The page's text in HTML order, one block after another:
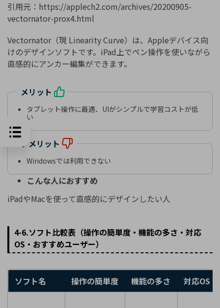
引用元：https://applech2.com/archives/20200905-
vectornator-prox4.html
Vectornator（現 Linearity Curve）は、Appleデバイス向
けのデザインソフトです。iPad上でペン操作を使いながら
直感的にアンカー編集ができます。
メリット
タブレット操作に最適、UIがシンプルで学習コストが低
い
デメリット
Windowsでは利用できない
こんな人におすすめ
iPadやMacを使って直感的にデザインしたい人
4-6.ソフト比較表（操作の簡単度・機能の多さ・対応
OS・おすすめユーザー）
ソフト名 操作の簡単度 機能の多さ 対応OS